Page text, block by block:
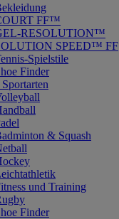
FF™
RESOLUTION™
SPEED™ FF
Spielstile
Finder
& Squash
und Training
Finder